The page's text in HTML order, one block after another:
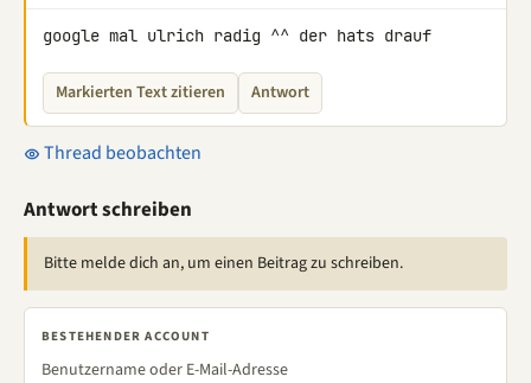
google mal ulrich radig ^^ der hats drauf
Markierten Text zitieren Antwort
Thread beobachten
Antwort schreiben
Bitte melde dich an, um einen Beitrag zu schreiben.
BESTEHENDER ACCOUNT
Benutzername oder E-Mail-Adresse